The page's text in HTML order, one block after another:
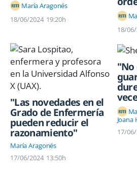
María Aragonés
18/06/2024 19:20h
18/
"Las novedades en el
Grado de Enfermería
pueden reducir el
razonamiento"
María Aragonés
17/06/2024 13:50h
"No
Joana
17/